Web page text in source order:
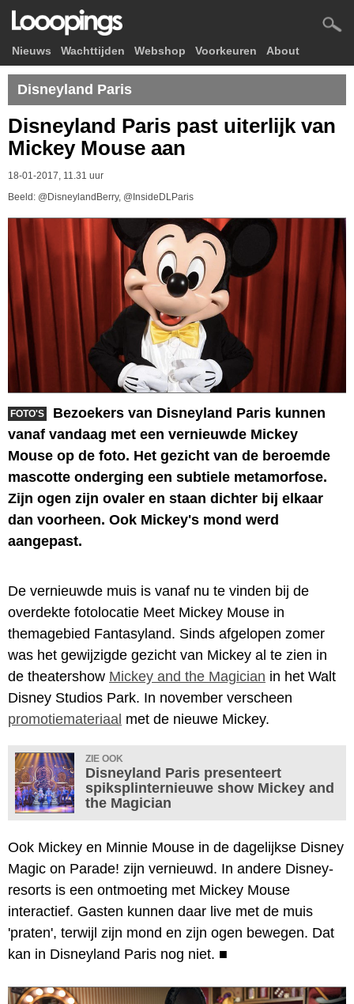
Nieuws Wachttijden Webshop Voorkeuren About
Disneyland Paris
Disneyland Paris past uiterlijk van
Mickey Mouse aan
18-01-2017, 11.31 uur
Beeld: @DisneylandBerry, @InsideDLParis
FOTO'S
Bezoekers van Disneyland Paris kunnen
vanaf vandaag met een vernieuwde Mickey
Mouse op de foto. Het gezicht van de beroemde
mascotte onderging een subtiele metamorfose.
Zijn ogen zijn ovaler en staan dichter bij elkaar
dan voorheen. Ook Mickey's mond werd
aangepast.
De vernieuwde muis is vanaf nu te vinden bij de
overdekte fotolocatie Meet Mickey Mouse in
themagebied Fantasyland. Sinds afgelopen zomer
was het gewijzigde gezicht van Mickey al te zien in
de theatershow Mickey and the Magician in het Walt
Disney Studios Park. In november verscheen
promotiemateriaal met de nieuwe Mickey.
ZIE OOK
Disneyland Paris presenteert
spiksplinternieuwe show Mickey and
the Magician
Ook Mickey en Minnie Mouse in de dagelijkse Disney
Magic on Parade! zijn vernieuwd. In andere Disney-
resorts is een ontmoeting met Mickey Mouse
interactief. Gasten kunnen daar live met de muis
'praten', terwijl zijn mond en zijn ogen bewegen. Dat
kan in Disneyland Paris nog niet. ■